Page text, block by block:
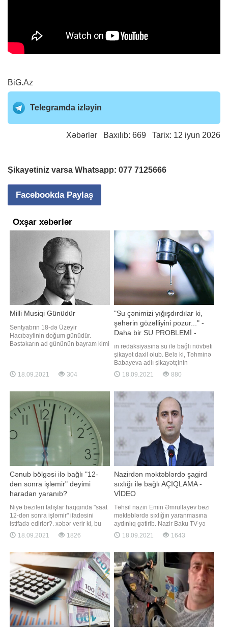
BiG.Az
Telegramda izləyin
Xəbərlər Baxılıb: 669 Tarix: 12 iyun 2026
Şikayətiniz varsa Whatsapp: 077 7125666
Facebookda Paylaş
Oxşar xəbərlər
Milli Musiqi Günüdür
Sentyabrın 18-də Üzeyir
Hacıbəylinin doğum günüdür.
Bəstəkarın ad gününün bayram kimi
Niyazi Üzeyir bəyin vəfatından
1995-ci ildə isə Prezident Heydər
Əliyevi
18.09.2021 304
"Su çənimizi yığışdırdılar ki,
şəhərin gözəlliyini pozur..." -
Daha bir SU PROBLEMİ -
ŞİKAYƏT - AÇIQLAMA
ın redaksiyasına su ilə bağlı növbəti
şikayət daxil olub. Belə ki, Təhminə
Babayeva adlı şikayətçinin
sözlərinə görə, Nizami rayonu
"Naxçıvanski" 94B ünvanında
azalda tam kəsirlər, axşamüstü 6, 7-
də yenidən açırlar:. "Gecə 12-yə
işləmiş isə yenə kəsirlər
18.09.2021 880
Cənub bölgəsi ilə bağlı "12-
dən sonra işləmir" deyimi
haradan yaranıb?
Niyə bəziləri talışlar haqqında "saat
12-dən sonra işləmir" ifadəsini
istifadə edirlər?. xəbər verir ki, bu
barədə aparıcı, nitq təlimçisi Cəlalə
Nəzəroğlu sosial şəbəkədə
deyim talışların fiziki işlərinə görə
yaranıb:. "Çox təəssüf ki, bizdə
bəziləri insanlar
18.09.2021 1826
Nazirdən məktəblərdə şagird
sıxlığı ilə bağlı AÇIQLAMA -
VİDEO
Təhsil naziri Emin Əmrullayev bəzi
məktəblərdə sıxlığın yaranmasına
aydınlıq gətirib. Nazir Baku TV-yə
eksklüziv müsahibəsində bildirib ki,
Azərbaycanda valideynə övladı
seçmək hüququ verilib:. "Valideyn
elektron qeydiyyatdan keçdikdən
sonra bütün sinifləri sistemd
18.09.2021 1643